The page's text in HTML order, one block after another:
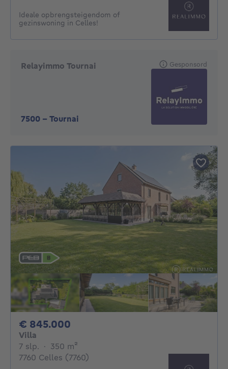
Ideale opbrengsteigendom of
gezinswoning in Celles!
Relayimmo Tournai
7500 - Tournai
Gesponsord
€ 845.000
Villa
7 slp. 7 slaapkamers
· 350 m²
7760 Celles (7760)